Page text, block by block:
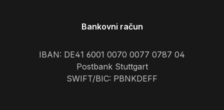
Bankovni račun
IBAN: DE41 6001 0070 0077 0787 04
Postbank Stuttgart
SWIFT/BIC: PBNKDEFF